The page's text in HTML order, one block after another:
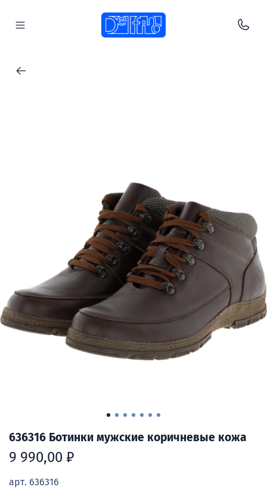
арт. 636316
636316 Ботинки мужские коричневые кожа
9 990,00 ₽